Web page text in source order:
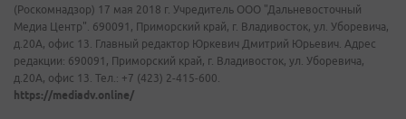
(Роскомнадзор) 17 мая 2018 г. Учредитель ООО "Дальневосточный
Медиа Центр". 690091, Приморский край, г. Владивосток, ул. Уборевича,
д.20А, офис 13. Главный редактор Юркевич Дмитрий Юрьевич. Адрес
редакции: 690091, Приморский край, г. Владивосток, ул. Уборевича,
д.20А, офис 13. Тел.: +7 (423) 2-415-600.
https://mediadv.online/